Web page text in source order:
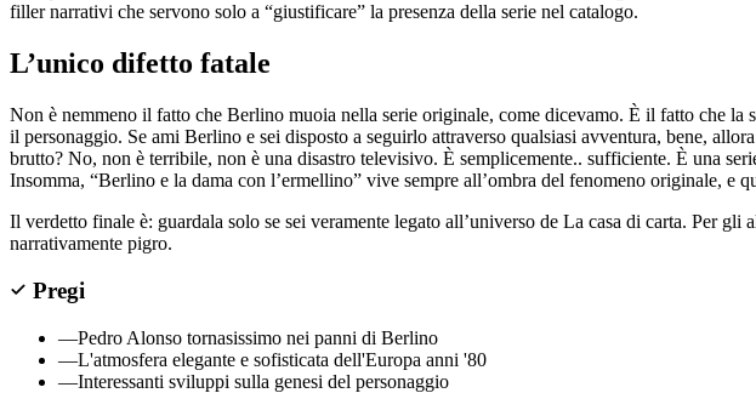
filler narrativi che servono solo a “giustificare” la presenza della serie nel catalogo.
L’unico difetto fatale
Non è nemmeno il fatto che Berlino muoia nella serie originale, come dicevamo. È il fatto che la
il personaggio. Se ami Berlino e sei disposto a seguirlo attraverso qualsiasi avventura, bene,
brutto? No, non è terribile, non è una disastro televisivo. È semplicemente.. sufficiente. È una
Insomma, “Berlino e la dama con l’ermellino” vive sempre all’ombra del fenomeno originale, e
Il verdetto finale è: guardala solo se sei veramente legato all’universo de La casa di carta. Per
narrativamente pigro.
Pregi
—Pedro Alonso tornasissimo nei panni di Berlino
—L'atmosfera elegante e sofisticata dell'Europa anni '80
—Interessanti sviluppi sulla genesi del personaggio